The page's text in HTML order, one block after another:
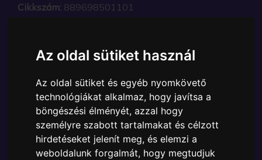
Az oldal sütiket használ
Az oldal sütiket és egyéb nyomkövető
technológiákat alkalmaz, hogy javítsa a
böngészési élményét, azzal hogy
személyre szabott tartalmakat és célzott
hirdetéseket jelenít meg, és elemzi a
weboldalunk forgalmát, hogy megtudjuk
Cikkszám: 889698501101
A Funko POP - Star Wars egyik népszerű terméke a
figura, amely ablakos csomagolásban azaz - POP In
a Box - várja új gazdáját.
A termék sajnos nem elérhető, nézd meg
MÁSOK MIT VESZNEK